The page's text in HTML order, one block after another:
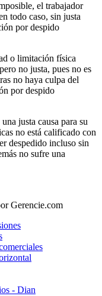
el trabajador
todo caso, sin justa
por despido
o limitación física
no justa, pues no es
no haya culpa del
por despido
justa causa para su
no está calificado con
despedido incluso sin
no sufre una
Gerencie.com
- Dian